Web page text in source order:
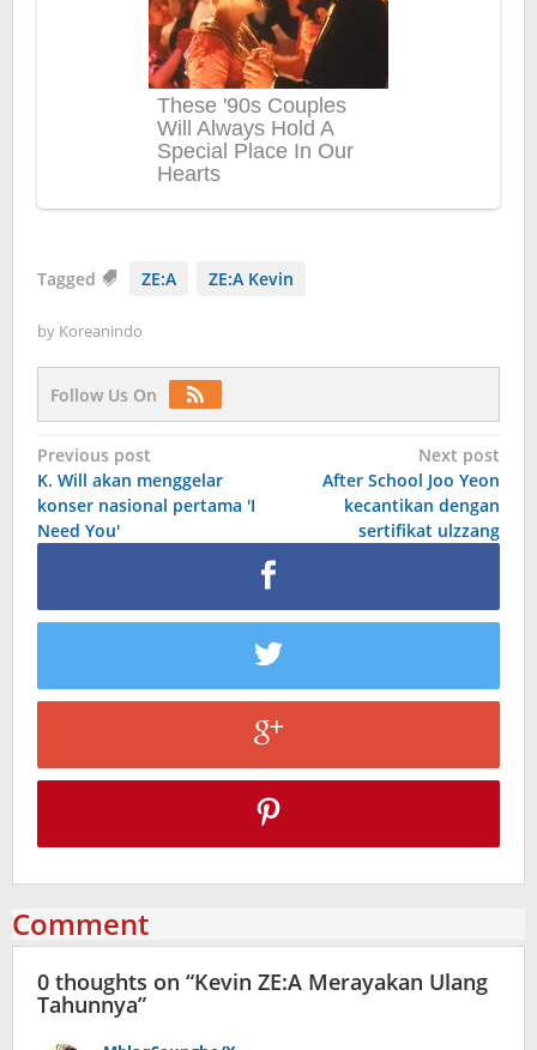
Tagged ZE:A ZE:A Kevin
by Koreanindo
Follow Us On
Post
navigation
Previous post
K. Will akan menggelar
konser nasional pertama 'I
Need You'
Next post
After School Joo Yeon
kecantikan dengan
sertifikat ulzzang
Comment
0 thoughts on “Kevin ZE:A Merayakan Ulang
Tahunnya”